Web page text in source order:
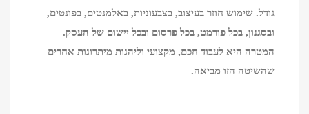
גודל. שימוש חוזר בעיצוב, בצבעוניות, באלמנטים, בפונטים,
ובסגנון, בכל פורמט, בכל פרסום ובכל יישום של העסק.
המטרה היא לעבוד חכם, מקצועי וליהנות מיתרונות אחרים
שהשיטה הזו מביאה.